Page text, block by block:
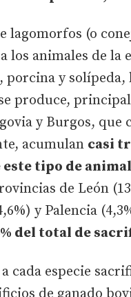
lagomorfos (o
los animales de la
porcina y
produce,
y Burgos, que
acumulan casi
tipo de
de León
y Palencia
del total de
cada especie